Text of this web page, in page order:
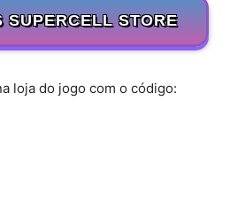
SUPERCELL STORE
loja do jogo com o código: